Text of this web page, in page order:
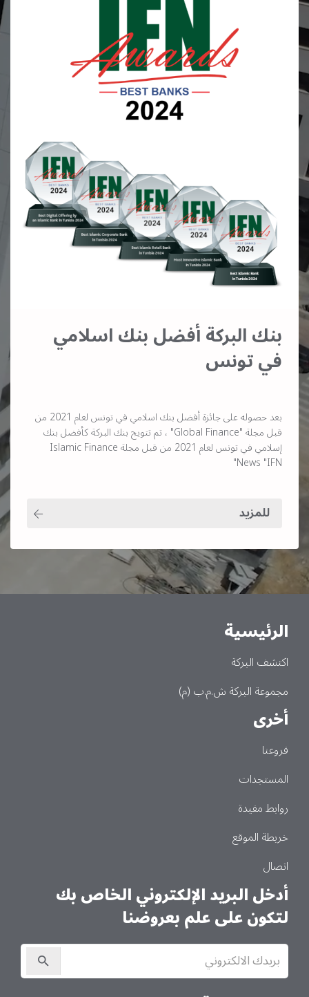
بنك البركة أفضل بنك اسلامي
في تونس
بعد حصوله على جائزة أفضل بنك اسلامي في تونس لعام 2021 من
قبل مجلة "Global Finance" ، تم تتويج بنك البركة كأفضل بنك
إسلامي في تونس لعام 2021 من قبل مجلة Islamic Finance
News "IFN"
للمزيد
Main
الرئيسية
اكتشف البركة
مجموعة البركة ش.م.ب (م)
أخرى
فروعنا
المستجدات
روابط مفيدة
خريطة الموقع
اتصال
أدخل البريد الإلكتروني الخاص بك
لتكون على علم بعروضنا
الاشتراك
في
النشرة